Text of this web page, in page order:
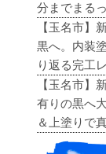
分までまる
【玉名市】
黒へ。内装
り返る完工
【玉名市】
有りの黒へ
＆上塗りで